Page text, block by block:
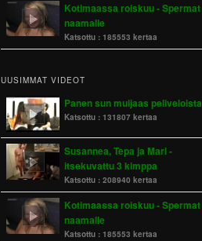
Kotimaassa roiskuu - Spermat
naamalle
Katsottu :185553 kertaa
UUSIMMAT VIDEOT
Panen sun muijaas peliveloista
Katsottu :131807 kertaa
Susannea, Tepa ja Mari -
itsekuvattu 3 kimppa
Katsottu :208940 kertaa
Kotimaassa roiskuu - Spermat
naamalle
Katsottu :185553 kertaa